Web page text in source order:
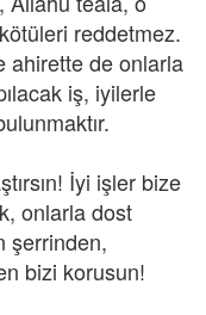
reddetmez.
ahirette de onlarla
iş, iyilerle
İyi işler bize
onlarla dost
şerrinden,
bizi korusun!